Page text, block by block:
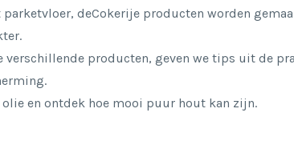
deCokerije producten worden
verschillende producten, geven we tips uit de
en ontdek hoe mooi puur hout kan zijn.